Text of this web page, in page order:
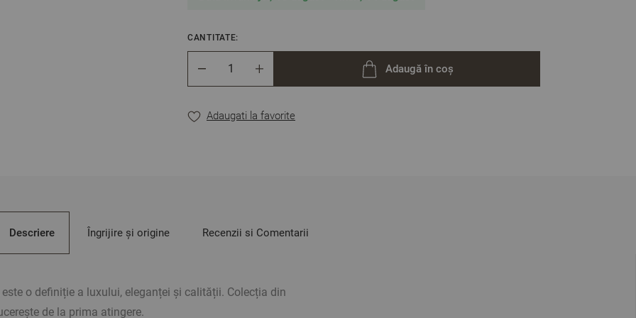
Culoare: Negru
CANTITATE:
Adaugă în coș
Adaugati la favorite
Descriere
este o definiție a luxului, eleganței și calității. Colecția din
de la prima atingere.
Îngrijire și origine Recenzii si Comentarii